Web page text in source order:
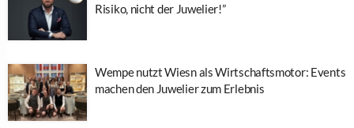
Risiko, nicht der Juwelier!”
Wempe nutzt Wiesn als Wirtschaftsmotor: Events
machen den Juwelier zum Erlebnis